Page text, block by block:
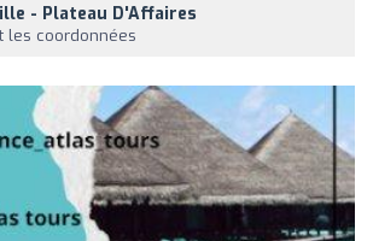
- Plateau D'Affaires
les coordonnées